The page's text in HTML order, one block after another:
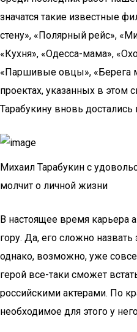
значатся такие известные
стену», «Полярный рейс»,
«Кухня», «Одесса-мама»,
«Паршивые овцы», «Берега
проектах, указанных в этом
Тарабукину вновь
Михаил Тарабукин с
молчит о личной жизни
В настоящее время карьера
гору. Да, его сложно
однако, возможно, уже
герой все-таки сможет
российскими актерами. По
необходимое для этого у